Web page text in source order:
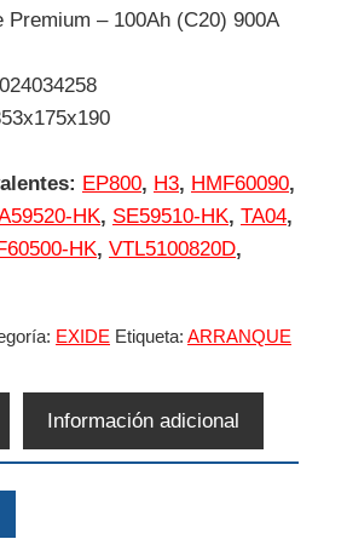
Premium – 100Ah (C20) 900A
EP800, H3, HMF60090,
HK, SE59510-HK, TA04,
HK, VTL5100820D,
EXIDE Etiqueta: ARRANQUE
Información adicional